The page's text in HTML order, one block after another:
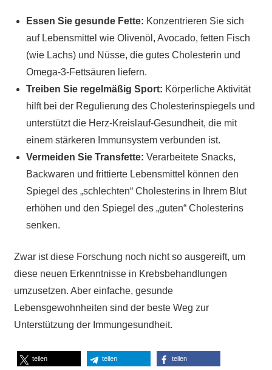
Essen Sie gesunde Fette: Konzentrieren Sie sich
auf Lebensmittel wie Olivenöl, Avocado, fetten Fisch
(wie Lachs) und Nüsse, die gutes Cholesterin und
Omega-3-Fettsäuren liefern.
Treiben Sie regelmäßig Sport: Körperliche Aktivität
hilft bei der Regulierung des Cholesterinspiegels und
unterstützt die Herz-Kreislauf-Gesundheit, die mit
einem stärkeren Immunsystem verbunden ist.
Vermeiden Sie Transfette: Verarbeitete Snacks,
Backwaren und frittierte Lebensmittel können den
Spiegel des „schlechten“ Cholesterins in Ihrem Blut
erhöhen und den Spiegel des „guten“ Cholesterins
senken.
Zwar ist diese Forschung noch nicht so ausgereift, um
diese neuen Erkenntnisse in Krebsbehandlungen
umzusetzen. Aber einfache, gesunde
Lebensgewohnheiten sind der beste Weg zur
Unterstützung der Immungesundheit.
teilen teilen teilen